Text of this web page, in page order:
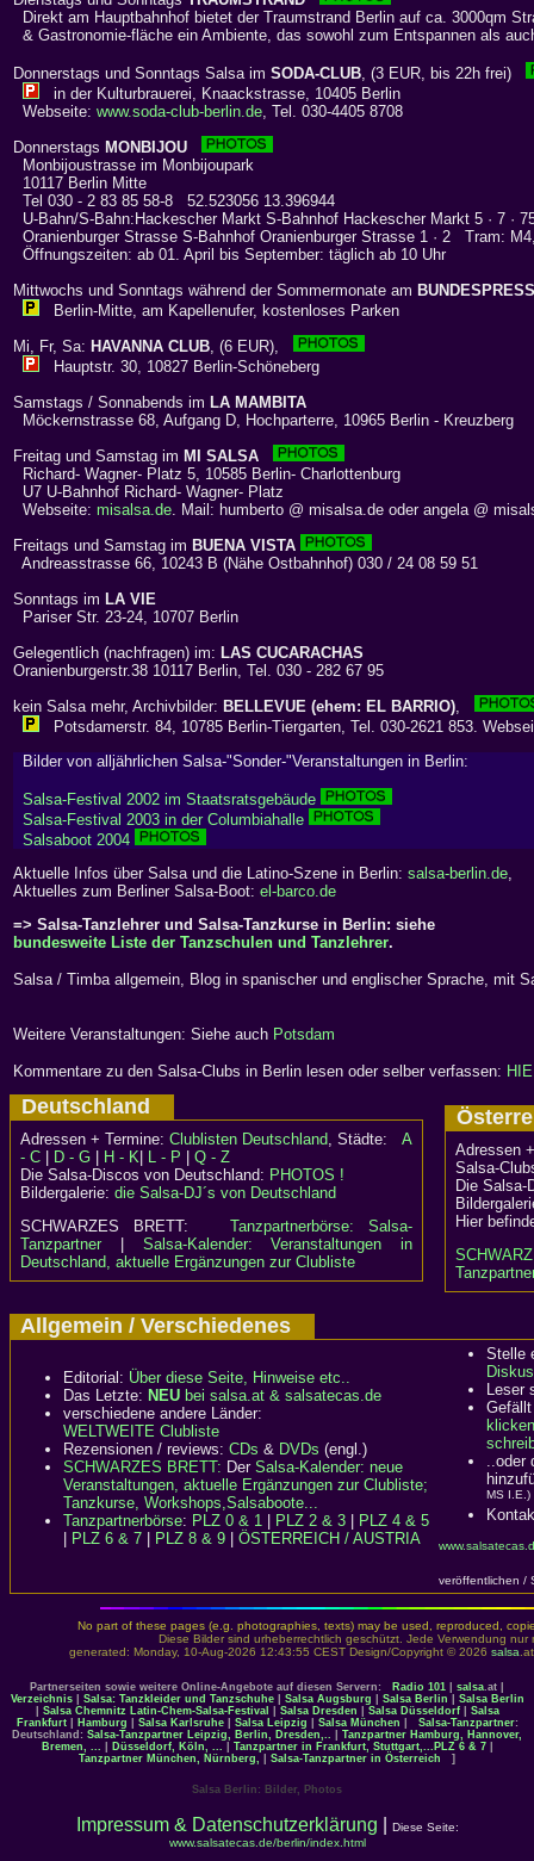
Direkt am Hauptbahnhof bietet der Traumstrand Berlin auf ca. 3000qm
& Gastronomie-fläche ein Ambiente, das sowohl zum Entspannen als
Donnerstags und Sonntags Salsa im SODA-CLUB, (3 EUR, bis 22h frei)
in der Kulturbrauerei, Knaackstrasse, 10405 Berlin
Webseite: www.soda-club-berlin.de, Tel. 030-4405 8708
Donnerstags MONBIJOU
Monbijoustrasse im Monbijoupark
10117 Berlin Mitte
Tel 030 - 2 83 85 58-8 52.523056 13.396944
U-Bahn/S-Bahn:Hackescher Markt S-Bahnhof Hackescher Markt 5 · 7 ·
Oranienburger Strasse S-Bahnhof Oranienburger Strasse 1 · 2 Tram:
Öffnungszeiten: ab 01. April bis September: täglich ab 10 Uhr
Mittwochs und Sonntags während der Sommermonate am
Berlin-Mitte, am Kapellenufer, kostenloses Parken
Mi, Fr, Sa: HAVANNA CLUB, (6 EUR),
Hauptstr. 30, 10827 Berlin-Schöneberg
Samstags / Sonnabends im LA MAMBITA
Möckernstrasse 68, Aufgang D, Hochparterre, 10965 Berlin - Kreuzberg
Freitag und Samstag im MI SALSA
Richard- Wagner- Platz 5, 10585 Berlin- Charlottenburg
U7 U-Bahnhof Richard- Wagner- Platz
Webseite: misalsa.de. Mail: humberto @ misalsa.de oder angela @
Freitags und Samstag im BUENA VISTA
Andreasstrasse 66, 10243 B (Nähe Ostbahnhof) 030 / 24 08 59 51
Sonntags im LA VIE
Pariser Str. 23-24, 10707 Berlin
Gelegentlich (nachfragen) im: LAS CUCARACHAS
Oranienburgerstr.38 10117 Berlin, Tel. 030 - 282 67 95
kein Salsa mehr, Archivbilder: BELLEVUE (ehem: EL BARRIO),
Potsdamerstr. 84, 10785 Berlin-Tiergarten, Tel. 030-2621 853.
Bilder von alljährlichen Salsa-"Sonder-"Veranstaltungen in Berlin:
Salsa-Festival 2002 im Staatsratsgebäude
Salsa-Festival 2003 in der Columbiahalle
Salsaboot 2004
Aktuelle Infos über Salsa und die Latino-Szene in Berlin: salsa-berlin.de
Aktuelles zum Berliner Salsa-Boot: el-barco.de
=> Salsa-Tanzlehrer und Salsa-Tanzkurse in Berlin: siehe
bundesweite Liste der Tanzschulen und Tanzlehrer.
Salsa / Timba allgemein, Blog in spanischer und englischer Sprache, mit
Weitere Veranstaltungen: Siehe auch Potsdam
Kommentare zu den Salsa-Clubs in Berlin lesen oder selber verfassen:
Deutschland
Adressen + Termine: Clublisten Deutschland, Städte: A
- C
D - G H - K L - P
Q - Z
Die Salsa-Discos von Deutschland: PHOTOS !
Bildergalerie: die Salsa-DJ´s von Deutschland
SCHWARZES BRETT:Tanzpartnerbörse: Salsa-
Tanzpartner| Salsa-Kalender: Veranstaltungen in
Deutschland, aktuelle Ergänzungen zur Clubliste
Adressen
Salsa-
Die
Hier
Allgemein / Verschiedenes
Editorial: Über diese Seite, Hinweise etc..
Das Letzte: NEU bei salsa.at & salsatecas.de
verschiedene andere Länder:
WELTWEITE Clubliste
Rezensionen / reviews: CDs & DVDs (engl.)
SCHWARZES BRETT: Der Salsa-Kalender: neue
Veranstaltungen, aktuelle Ergänzungen zur Clubliste;
Tanzkurse, Workshops,Salsaboote...
Tanzpartnerbörse: PLZ 0 & 1 PLZ 2 & 3
PLZ 4 & 5
PLZ 6 & 7 PLZ 8 & 9 ÖSTERREICH / AUSTRIA
Stelle
Leser
klicken
..oder
MS I.E.)
veröffentlichen /
No part of these pages (e.g. photographies, texts) may be used, reproduced,
Diese Bilder sind urheberrechtlich geschützt. Jede Verwendung
generated: Monday, 10-Aug-2026 12:43:55 CEST Design/Copyright © 2026 salsa
Partnerseiten sowie weitere Online-Angebote auf diesen Servern: Radio 101 salsa.at |
Verzeichnis| Salsa: Tanzkleider und Tanzschuhe| Salsa Augsburg Salsa Berlin
Salsa Berlin
Salsa Chemnitz Latin-Chem-Salsa-Festival Salsa Dresden Salsa Düsseldorf| Salsa
Frankfurt| Hamburg Salsa Karlsruhe| Salsa Leipzig Salsa München Salsa-Tanzpartner:
Deutschland: Salsa-Tanzpartner Leipzig, Berlin, Dresden,..
Tanzpartner Hamburg, Hannover,
Bremen, ...
Düsseldorf, Köln, ... Tanzpartner in Frankfurt, Stuttgart,...PLZ 6 & 7|
Tanzpartner München, Nürnberg,
Salsa-Tanzpartner in Österreich ]
Salsa Berlin: Bilder, Photos
Impressum & Datenschutzerklärung
Diese Seite:
www.salsatecas.de/berlin/index.html